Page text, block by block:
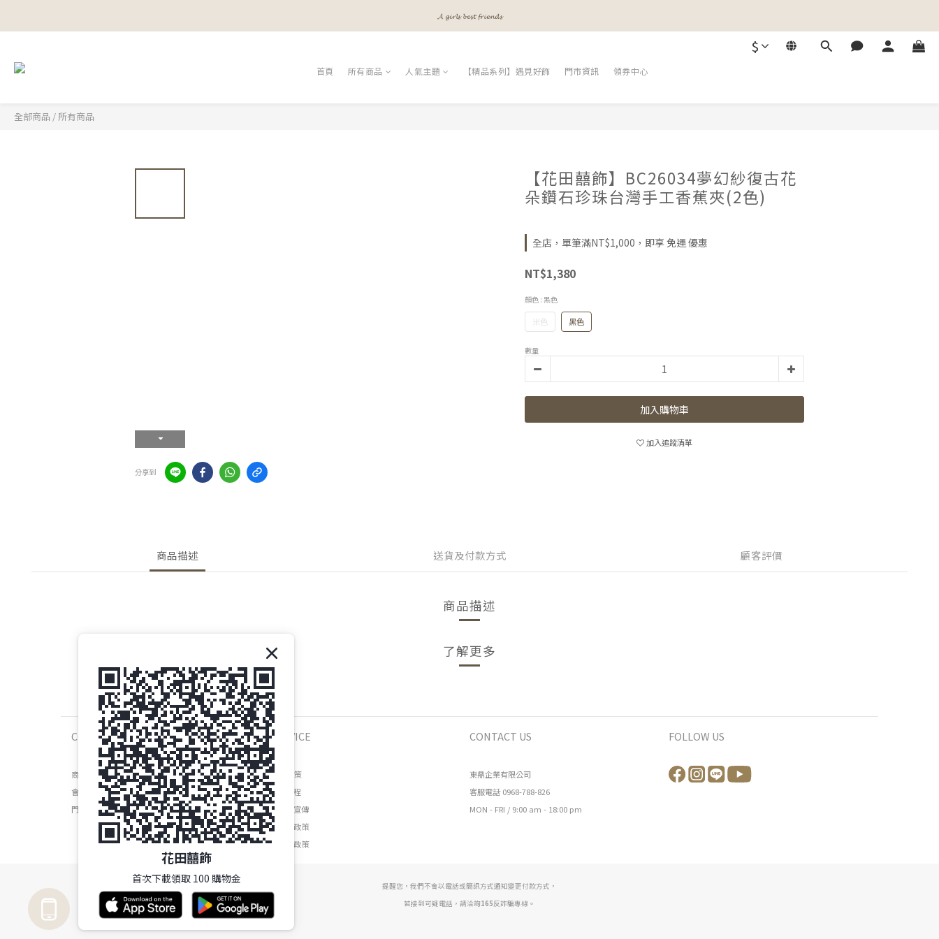
𝓐 𝓰𝓲𝓻𝓵𝓼 𝓫𝓮𝓼𝓽 𝓯𝓻𝓲𝓮𝓷𝓭𝓼
𝓐 𝓰𝓲𝓻𝓵𝓼 𝓫𝓮𝓼𝓽 𝓯𝓻𝓲𝓮𝓷𝓭𝓼
𝓐 𝓰𝓲𝓻𝓵𝓼 𝓫𝓮𝓼𝓽 𝓯𝓻𝓲𝓮𝓷𝓭𝓼
$
首頁 所有商品 人氣主題 【精品系列】遇見好飾 門市資訊 領券中心
全部商品 / 所有商品
分享到
【花田囍飾】BC26034夢幻紗復古花
朵鑽石珍珠台灣手工香蕉夾(2色)
全店，單筆滿NT$1,000，即享 免運 優惠
NT$1,380
顏色 : 黑色
米色 黑色
數量
加入購物車
加入追蹤清單
商品描述 送貨及付款方式 顧客評價
商品描述
了解更多
COMPANY
商店介紹
會員權益
門市資訊
SERVICE
運送政策
維修流程
防詐騙宣傳
退換貨政策
隱私權政策
CONTACT US
東鼎企業有限公司
客服電話 0968-788-826
MON - FRI / 9:00 am - 18:00 pm
FOLLOW US
提醒您，我們不會以電話或簡訊方式通知變更付款方式，
若接到可疑電話，請洽詢165反詐騙專線。
花田囍飾
首次下載領取 100 購物金